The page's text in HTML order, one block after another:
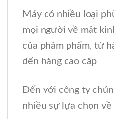
Máy có nhiều loại
mọi người về mặt
của phảm phẩm, từ
đến hàng cao cấp
Đến với công ty
nhiều sự lựa chọn về